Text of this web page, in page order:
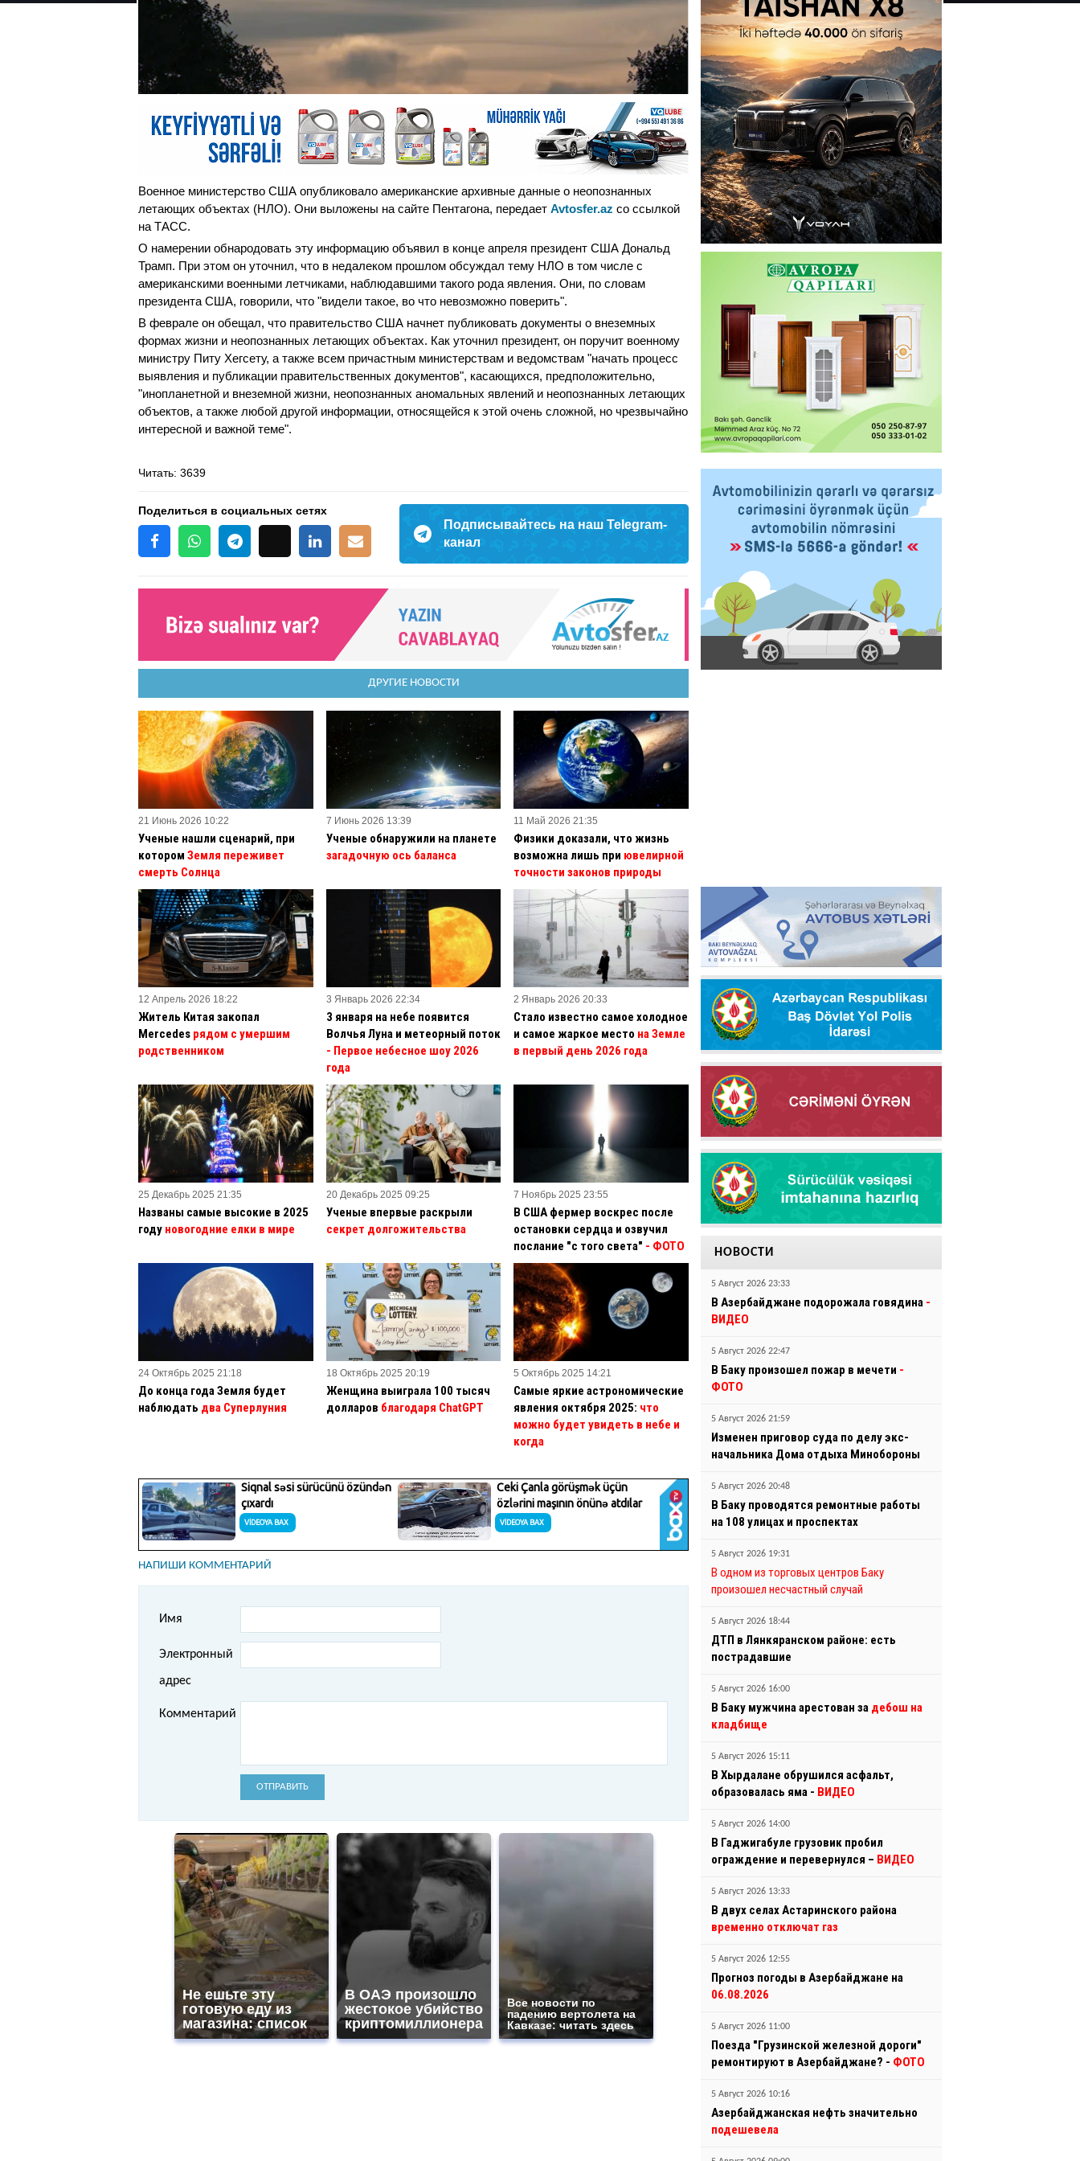
Военное министерство США опубликовало американские архивные данные о неопознанных
летающих объектах (НЛО). Они выложены на сайте Пентагона, передает Avtosfer.az со ссылкой
на ТАСС.
О намерении обнародовать эту информацию объявил в конце апреля президент США Дональд
Трамп. При этом он уточнил, что в недалеком прошлом обсуждал тему НЛО в том числе с
американскими военными летчиками, наблюдавшими такого рода явления. Они, по словам
президента США, говорили, что "видели такое, во что невозможно поверить".
В феврале он обещал, что правительство США начнет публиковать документы о внеземных
формах жизни и неопознанных летающих объектах. Как уточнил президент, он поручит военному
министру Питу Хегсету, а также всем причастным министерствам и ведомствам "начать процесс
выявления и публикации правительственных документов", касающихся, предположительно,
"инопланетной и внеземной жизни, неопознанных аномальных явлений и неопознанных летающих
объектов, а также любой другой информации, относящейся к этой очень сложной, но чрезвычайно
интересной и важной теме".
Читать: 3639
Поделиться в социальных сетях
Подписывайтесь на наш Telegram-
канал
ДРУГИЕ НОВОСТИ
21 Июнь 2026 10:22
Ученые нашли сценарий, при
котором Земля переживет
смерть Солнца
7 Июнь 2026 13:39
Ученые обнаружили на планете
загадочную ось баланса
11 Май 2026 21:35
Физики доказали, что жизнь
возможна лишь при ювелирной
точности законов природы
12 Апрель 2026 18:22
Житель Китая закопал
Mercedes рядом с умершим
родственником
3 Январь 2026 22:34
3 января на небе появится
Волчья Луна и метеорный поток
- Первое небесное шоу 2026
года
2 Январь 2026 20:33
Стало известно самое холодное
и самое жаркое место на Земле
в первый день 2026 года
25 Декабрь 2025 21:35
Названы самые высокие в 2025
году новогодние елки в мире
20 Декабрь 2025 09:25
Ученые впервые раскрыли
секрет долгожительства
7 Ноябрь 2025 23:55
В США фермер воскрес после
остановки сердца и озвучил
послание "с того света" - ФОТО
24 Октябрь 2025 21:18
До конца года Земля будет
наблюдать два Суперлуния
18 Октябрь 2025 20:19
Женщина выиграла 100 тысяч
долларов благодаря ChatGPT
5 Октябрь 2025 14:21
Самые яркие астрономические
явления октября 2025: что
можно будет увидеть в небе и
когда
НАПИШИ КОММЕНТАРИЙ
Имя
Электронный
адрес
Комментарий
ОТПРАВИТЬ
Не ешьте эту
готовую еду из
магазина: список
В ОАЭ произошло
жестокое убийство
криптомиллионера
Все новости по
падению вертолета на
Кавказе: читать здесь
НОВОСТИ
5 Август 2026 23:33
В Азербайджане подорожала говядина -
ВИДЕО
5 Август 2026 22:47
В Баку произошел пожар в мечети -
ФОТО
5 Август 2026 21:59
Изменен приговор суда по делу экс-
начальника Дома отдыха Минобороны
5 Август 2026 20:48
В Баку проводятся ремонтные работы
на 108 улицах и проспектах
5 Август 2026 19:31
В одном из торговых центров Баку
произошел несчастный случай
5 Август 2026 18:44
ДТП в Лянкяранском районе: есть
пострадавшие
5 Август 2026 16:00
В Баку мужчина арестован за дебош на
кладбище
5 Август 2026 15:11
В Хырдалане обрушился асфальт,
образовалась яма - ВИДЕО
5 Август 2026 14:00
В Гаджигабуле грузовик пробил
ограждение и перевернулся – ВИДЕО
5 Август 2026 13:33
В двух селах Астаринского района
временно отключат газ
5 Август 2026 12:55
Прогноз погоды в Азербайджане на
06.08.2026
5 Август 2026 11:00
Поезда "Грузинской железной дороги"
ремонтируют в Азербайджане? - ФОТО
5 Август 2026 10:16
Азербайджанская нефть значительно
подешевела